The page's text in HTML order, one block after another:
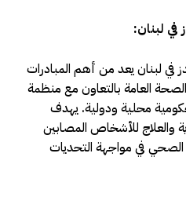
في لبنان:
في لبنان يعد من أهم المبادرات
العامة بالتعاون مع منظمة
محلية ودولية. يهدف
والعلاج للأشخاص المصابين
الصحي في مواجهة التحديات